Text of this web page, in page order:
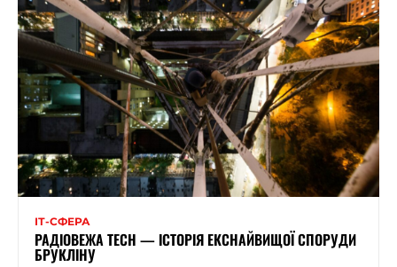
ІТ-СФЕРА
РАДІОВЕЖА TECH — ІСТОРІЯ ЕКСНАЙВИЩОЇ СПОРУДИ
БРУКЛІНУ